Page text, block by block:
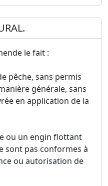
le fait :
pêche, sans permis
générale, sans
en application de la
ou un engin flottant
sont pas conformes à
ou autorisation de